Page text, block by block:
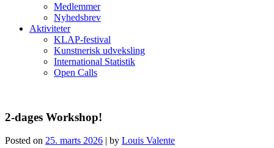
Medlemmer
Nyhedsbrev
Aktiviteter
KLAP-festival
Kunstnerisk udveksling
International Statistik
Open Calls
2-dages Workshop!
Posted on 25. marts 2026 | by Louis Valente